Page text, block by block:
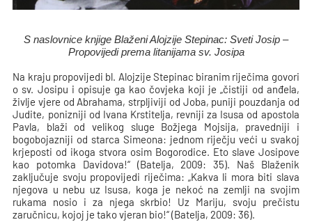
S naslovnice knjige Blaženi Alojzije Stepinac: Sveti Josip –
Propovijedi prema litanijama sv. Josipa
Na kraju propovijedi bl. Alojzije Stepinac biranim riječima govori
o sv. Josipu i opisuje ga kao čovjeka koji je „čistiji od anđela,
življe vjere od Abrahama, strpljiviji od Joba, puniji pouzdanja od
Judite, ponizniji od Ivana Krstitelja, revniji za Isusa od apostola
Pavla, blaži od velikog sluge Božjega Mojsija, pravedniji i
bogobojazniji od starca Simeona: jednom riječju veći u svakoj
krjeposti od ikoga stvora osim Bogorodice. Eto slave Josipove
kao potomka Davidova!“ (Batelja, 2009: 35). Naš Blaženik
zaključuje svoju propovijedi riječima: „Kakva li mora biti slava
njegova u nebu uz Isusa, koga je nekoć na zemlji na svojim
rukama nosio i za njega skrbio! Uz Mariju, svoju prečistu
zaručnicu, kojoj je tako vjeran bio!“ (Batelja, 2009: 36).